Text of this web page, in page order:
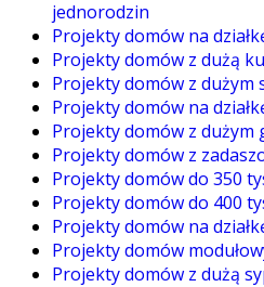
jednorodzin
Projekty domów na
Projekty domów z dużą
Projekty domów z dużym
Projekty domów na
Projekty domów z dużym
Projekty domów z
Projekty domów do 350
Projekty domów do 400
Projekty domów na
Projekty domów
Projekty domów z dużą